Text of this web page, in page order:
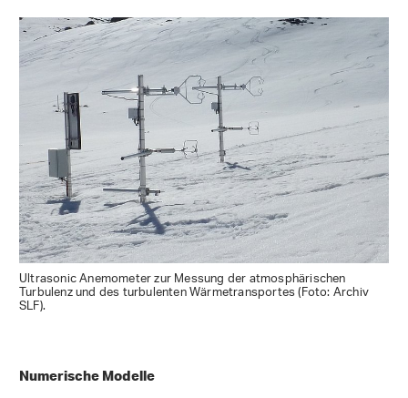
Ultrasonic Anemometer zur Messung der atmosphärischen
Turbulenz und des turbulenten Wärmetransportes (Foto: Archiv
SLF).
Numerische Modelle